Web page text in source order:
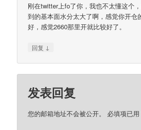
刚在twitter上fo了你，我也不太懂这个
到的基本面水分太大了啊，感觉你开仓
好，感觉2660那里开就比较好了。
回复 ↓
发表回复
您的邮箱地址不会被公开。 必填项已